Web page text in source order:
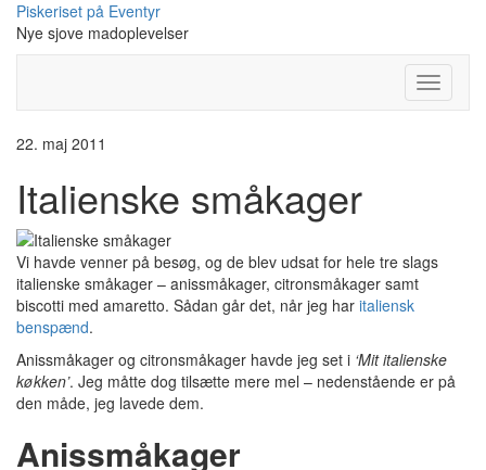
Skip
content
Piskeriset på Eventyr
Nye sjove madoplevelser
Toggle
22. maj 2011
Italienske småkager
Vi havde venner på besøg, og de blev udsat for hele tre slags
italienske småkager – anissmåkager, citronsmåkager samt
biscotti med amaretto. Sådan går det, når jeg har italiensk
benspænd.
Anissmåkager og citronsmåkager havde jeg set i ‘Mit italienske
køkken’. Jeg måtte dog tilsætte mere mel – nedenstående er på
den måde, jeg lavede dem.
Anissmåkager